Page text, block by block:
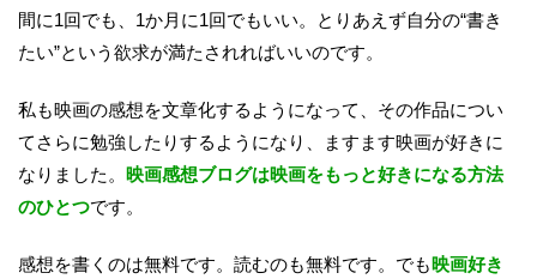
間に1回でも、1か月に1回でもいい。とりあえず自分の“書き
たい”という欲求が満たされればいいのです。
私も映画の感想を文章化するようになって、その作品につい
てさらに勉強したりするようになり、ますます映画が好きに
なりました。 映画感想ブログは映画をもっと好きになる方法
のひとつです。
感想を書くのは無料です。読むのも無料です。でも映画好き